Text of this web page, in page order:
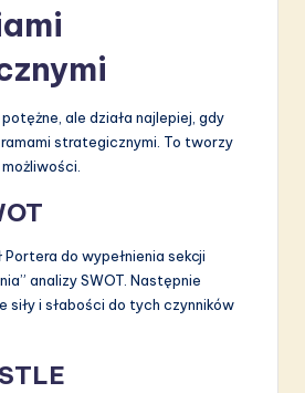
ale działa najlepiej, gdy
ramami strategicznymi. To tworzy
do wypełnienia sekcji
analizy SWOT. Następnie
siły i słabości do tych czynników